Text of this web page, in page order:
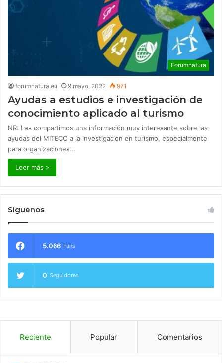
Forumnatura
forumnatura.eu 9 mayo, 2022 971
Ayudas a estudios e investigación de
conocimiento aplicado al turismo
NR: Les compartimos una información muy interesante sobre las
ayudas del MITECO a la investigacion en turismo, especialmente
para organizaciones…
Leer más »
Síguenos
5.066 Fans
0 Seguidores
Reciente Popular Comentarios